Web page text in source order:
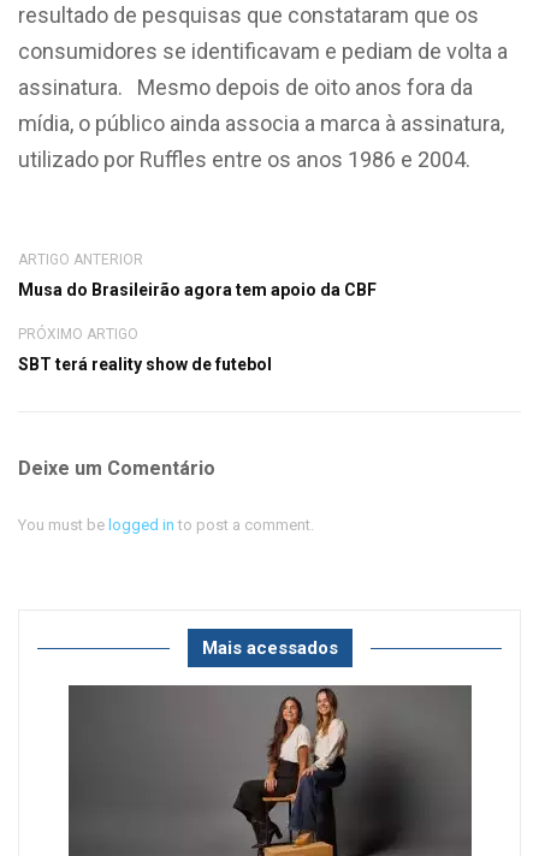
resultado de pesquisas que constataram que os
consumidores se identificavam e pediam de volta a
assinatura. Mesmo depois de oito anos fora da
mídia, o público ainda associa a marca à assinatura,
utilizado por Ruffles entre os anos 1986 e 2004.
ARTIGO ANTERIOR
Musa do Brasileirão agora tem apoio da CBF
PRÓXIMO ARTIGO
SBT terá reality show de futebol
Deixe um Comentário
You must be logged in to post a comment.
Mais acessados